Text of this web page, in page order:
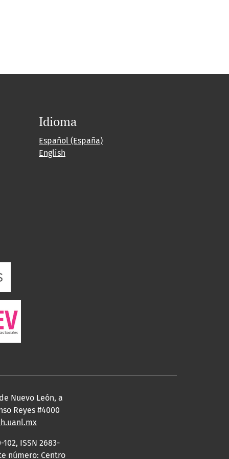
Idioma
Español (España)
English
Nuevo León, a
Reyes #4000
ISSN 2683-
número: Centro